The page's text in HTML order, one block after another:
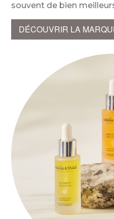
souvent de bien
DÉCOUVRIR LA